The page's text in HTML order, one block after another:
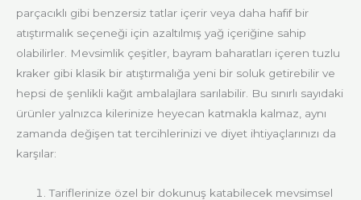
parçacıklı gibi benzersiz tatlar içerir veya daha hafif bir
atıştırmalık seçeneği için azaltılmış yağ içeriğine sahip
olabilirler. Mevsimlik çeşitler, bayram baharatları içeren tuzlu
kraker gibi klasik bir atıştırmalığa yeni bir soluk getirebilir ve
hepsi de şenlikli kağıt ambalajlara sarılabilir. Bu sınırlı sayıdaki
ürünler yalnızca kilerinize heyecan katmakla kalmaz, aynı
zamanda değişen tat tercihlerinizi ve diyet ihtiyaçlarınızı da
karşılar:
Tariflerinize özel bir dokunuş katabilecek mevsimsel